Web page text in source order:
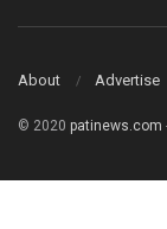
About Advertise
© 2020 patinews.com